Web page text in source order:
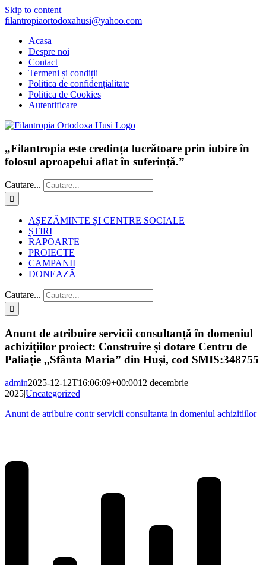
Skip to content
filantropiaortodoxahusi@yahoo.com
Acasa
Despre noi
Contact
Termeni și condiții
Politica de confidențialitate
Politica de Cookies
Autentificare
„Filantropia este credința lucrătoare prin iubire în
folosul aproapelui aflat în suferință.”
Cautare...
AȘEZĂMINTE ȘI CENTRE SOCIALE
ȘTIRI
RAPOARTE
PROIECTE
CAMPANII
DONEAZĂ
Cautare...
Anunt de atribuire servicii consultanță în domeniul
achizițiilor proiect: Construire și dotare Centru de
Paliație ,,Sfânta Maria” din Huși, cod SMIS:348755
admin2025-12-12T16:06:09+00:0012 decembrie
2025|Uncategorized|
Anunt de atribuire contr servicii consultanta in domeniul achizitiilor